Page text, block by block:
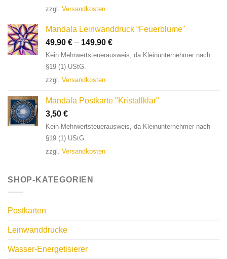
zzgl. Versandkosten
Mandala Leinwanddruck “Feuerblume"
49,90 € – 149,90 €
Kein Mehrwertsteuerausweis, da Kleinunternehmer nach
§19 (1) UStG.
zzgl. Versandkosten
Mandala Postkarte "Kristallklar"
3,50 €
Kein Mehrwertsteuerausweis, da Kleinunternehmer nach
§19 (1) UStG.
zzgl. Versandkosten
SHOP-KATEGORIEN
Postkarten
Leinwanddrucke
Wasser-Energetisierer